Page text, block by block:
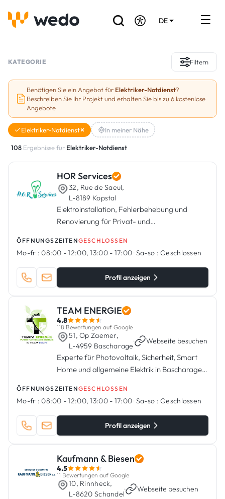
DE
Referenzen
Förderungen & Zuschüsse
Stellenbörse
Sind Sie Handwerker?
Einloggen
KATEGORIE Filtern
Benötigen Sie ein Angebot für Elektriker-Notdienst?
Beschreiben Sie Ihr Projekt und erhalten Sie bis zu 6 kostenlose
Angebote
Elektriker-Notdienst In meiner Nähe
108 Ergebnisse für Elektriker-Notdienst
HOR Services
32, Rue de Saeul,
L-8189 Kopstal
Elektroinstallation, Fehlerbehebung und
Renovierung für Privat- und
ÖFFNUNGSZEITENGESCHLOSSEN
Mo-fr : 08:00 - 12:00, 13:00 - 17:00·Sa-so : Geschlossen
Profil anzeigen
TEAM ENERGIE
4.8
118 Bewertungen auf Google
51, Op Zaemer,
L-4959 Bascharage
· Webseite besuchen
Experte für Photovoltaik, Sicherheit, Smart
Home und allgemeine Elektrik in Bascharage,
ÖFFNUNGSZEITENGESCHLOSSEN
Mo-fr : 08:00 - 12:00, 13:00 - 17:00·Sa-so : Geschlossen
Profil anzeigen
Kaufmann & Biesen
4.5
11 Bewertungen auf Google
10, Rinnheck,
L-8620 Schandel
· Webseite besuchen